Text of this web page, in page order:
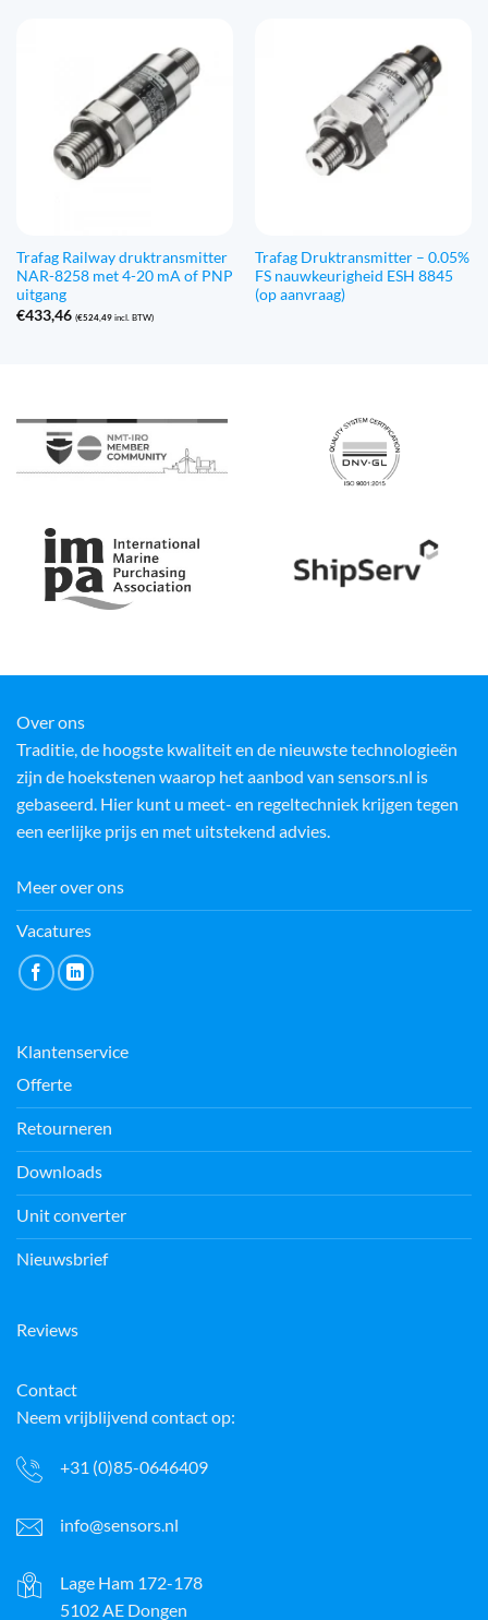
Trafag Railway druktransmitter
NAR-8258 met 4-20 mA of PNP
uitgang
€433,46 (€524,49incl. BTW)
Trafag Druktransmitter – 0.05%
FS nauwkeurigheid ESH 8845
(op aanvraag)
Over ons
Traditie, de hoogste kwaliteit en de nieuwste technologieën
zijn de hoekstenen waarop het aanbod van sensors.nl is
gebaseerd. Hier kunt u meet- en regeltechniek krijgen tegen
een eerlijke prijs en met uitstekend advies.
Meer over ons
Vacatures
Klantenservice
Offerte
Retourneren
Downloads
Unit converter
Nieuwsbrief
Reviews
Contact
Neem vrijblijvend contact op:
+31 (0)85-0646409
info@sensors.nl
Lage Ham 172-178
5102 AE Dongen